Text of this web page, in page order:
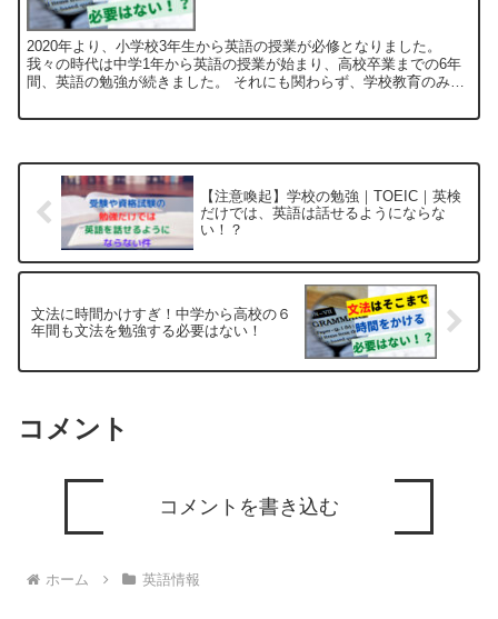
2020年より、小学校3年生から英語の授業が必修となりました。
我々の時代は中学1年から英語の授業が始まり、高校卒業までの6年
間、英語の勉強が続きました。 それにも関わらず、学校教育のみで
【注意喚起】学校の勉強｜TOEIC｜英検
だけでは、英語は話せるようにならな
い！？
文法に時間かけすぎ！中学から高校の６
年間も文法を勉強する必要はない！
コメント
コメントを書き込む
ホーム 英語情報